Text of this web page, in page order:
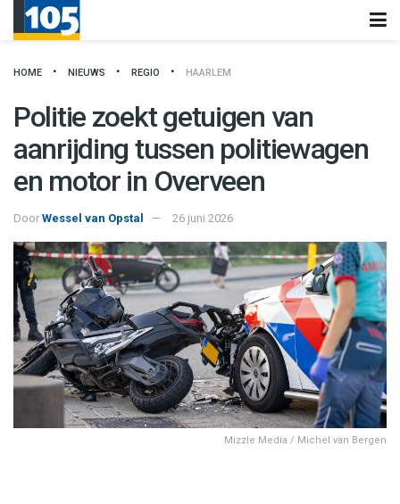
HOME NIEUWS REGIO HAARLEM
Politie zoekt getuigen van
aanrijding tussen politiewagen
en motor in Overveen
Door Wessel van Opstal 26 juni 2026
Mizzle Media / Michel van Bergen